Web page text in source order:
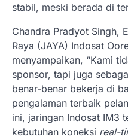
stabil, meski berada di
Chandra Pradyot Singh,
Raya (JAYA) Indosat
menyampaikan, “Kami
sponsor, tapi juga
benar-benar bekerja di
pengalaman terbaik
ini, jaringan Indosat IM3
kebutuhan koneksi real-